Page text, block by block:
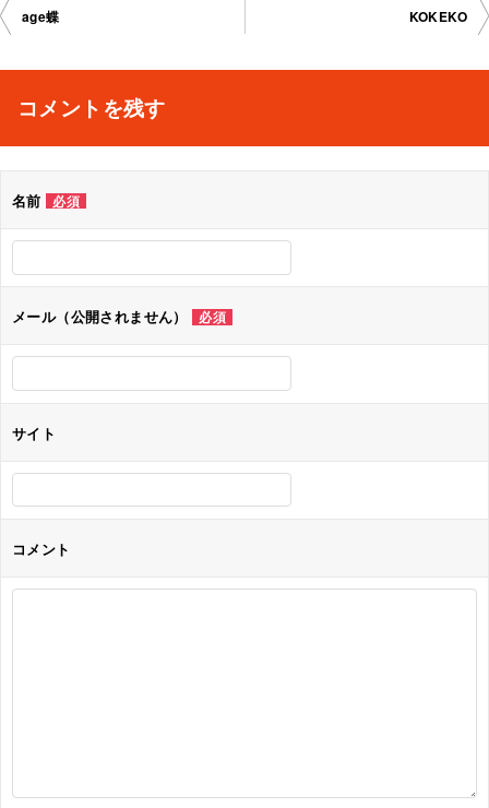
投
ビ
age蝶 KOKEKO
コメントを残す
名前 必須
メール（公開されません） 必須
サイト
コメント